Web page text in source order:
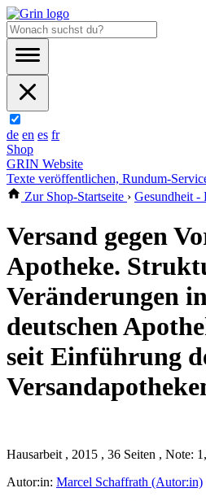
de en es fr
Shop
GRIN Website
Texte veröffentlichen, Rundum-
Zur Shop-Startseite › Gesundheit -
Versand gegen
Apotheke.
Veränderungen
deutschen
seit Einführung
Hausarbeit , 2015 , 36 Seiten , Note:
Autor:in: Marcel Schaffrath (Autor:in)